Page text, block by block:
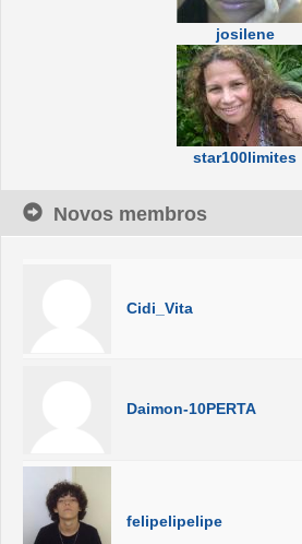
josilene
star100limites
Novos membros
Cidi_Vita
Daimon-10PERTA
felipelipelipe